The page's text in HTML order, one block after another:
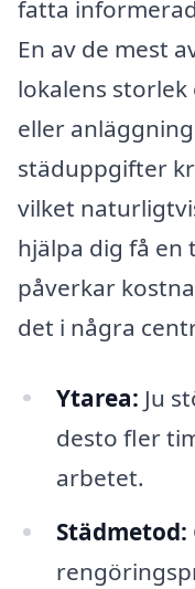
fatta
En av de mest
lokalens
eller
städuppgifter
vilket
hjälpa dig få en
påverkar
det i några
Ytarea: Ju
desto fler
arbetet.
Städmetod: